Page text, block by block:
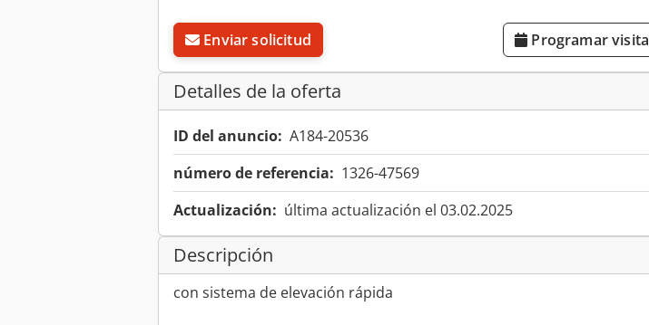
Enviar solicitud Programar visita
Detalles de la oferta
ID del anuncio: A184-20536
número de referencia: 1326-47569
Actualización: última actualización el 03.02.2025
Descripción
con sistema de elevación rápida